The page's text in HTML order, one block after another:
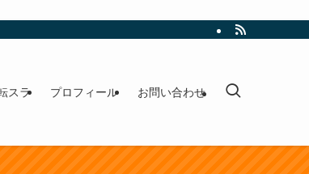
スラ プロフィール お問い合わせ